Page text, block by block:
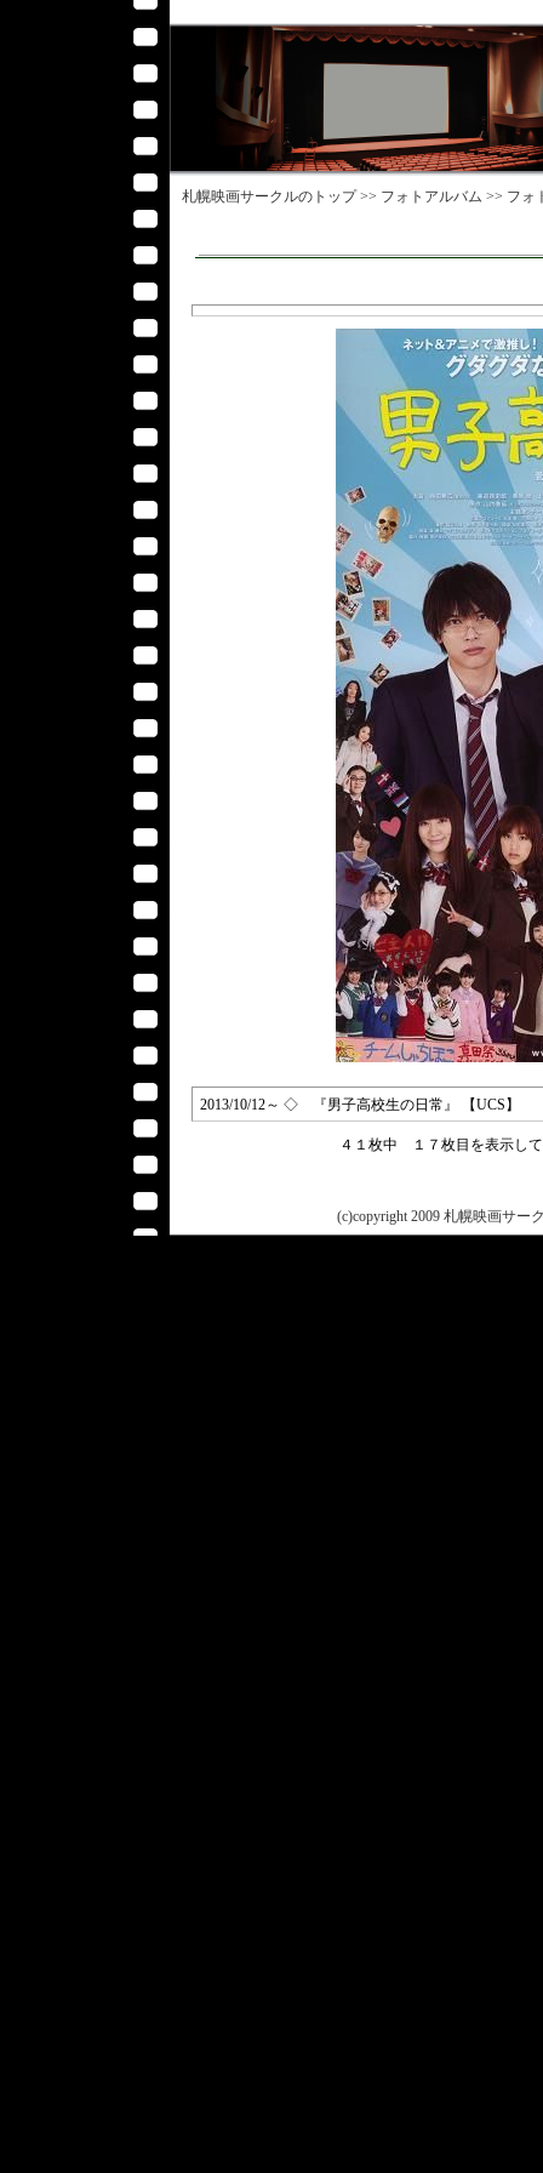
札幌映画サークルのトップ >> フォトアルバム >> フォ
2013/10/12～ ◇ 『男子高校生の日常』 【UCS】
４１枚中 １７枚目を表示し
(c)copyright 2009 札幌映画サー